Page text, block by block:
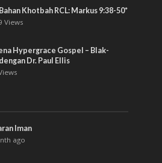
Khotbah RCL: Markus 9:38-50*
Views
Hypergrace Gospel – Blak-
Dr. Paul Ellis
Iman
ago